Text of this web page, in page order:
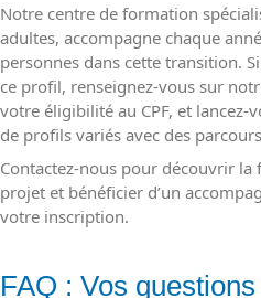
Notre centre de formation
adultes, accompagne chaque
personnes dans cette transition.
ce profil, renseignez-vous sur
votre éligibilité au CPF, et lancez-
de profils variés avec des
Contactez-nous pour découvrir
projet et bénéficier d’un
votre inscription.
FAQ : Vos